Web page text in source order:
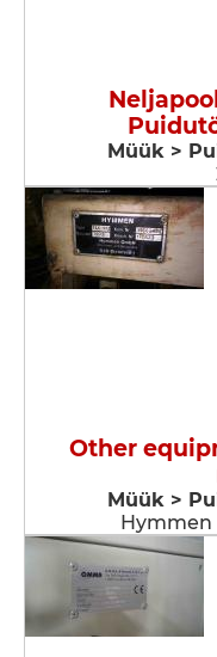
Müük >
Other
Müük >
Hymmen